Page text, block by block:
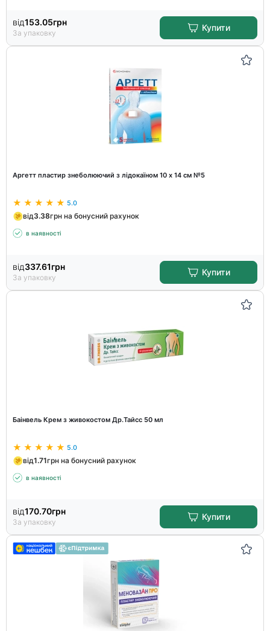
від153.05грн
За упаковку
Купити
Аргетт пластир знеболюючий з лідокаїном 10 х 14 см №5
5.0
від3.38грн на бонусний рахунок
в наявності
від337.61грн
За упаковку
Купити
Баінвель Крем з живокостом Др.Тайсс 50 мл
5.0
від1.71грн на бонусний рахунок
в наявності
від170.70грн
За упаковку
Купити